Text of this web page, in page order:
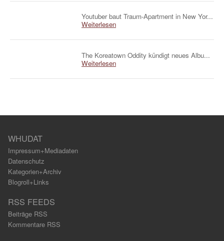
Youtuber baut Traum-Apartment in New Yor...
Weiterlesen
The Koreatown Oddity kündigt neues Albu...
Weiterlesen
WHUDAT
Impressum+Mediadaten
Datenschutz
Kategorien+Archiv
Blogroll+Links
RSS FEEDS
Beiträge RSS
Kommentare RSS